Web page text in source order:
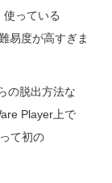
っている
易度が高すぎま
の脱出方法な
Player上で
て初の